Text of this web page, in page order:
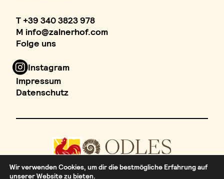
T +39 340 3823 978
M info@zalnerhof.com
Folge uns
Instagram
Impressum
Datenschutz
Wir verwenden Cookies, um dir die bestmögliche Erfahrung auf
unserer Website zu bieten.